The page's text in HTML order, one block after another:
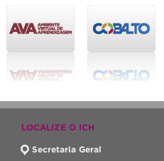
LOCALIZE O ICH
Secretaria Geral